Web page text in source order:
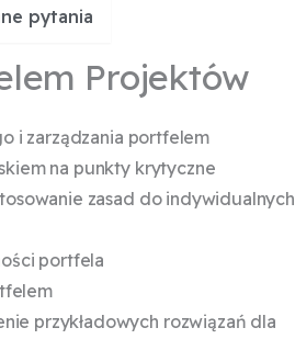
pytania
Projektów
i zarządzania portfelem
na punkty krytyczne
zasad do indywidualnych
portfela
przykładowych rozwiązań dla